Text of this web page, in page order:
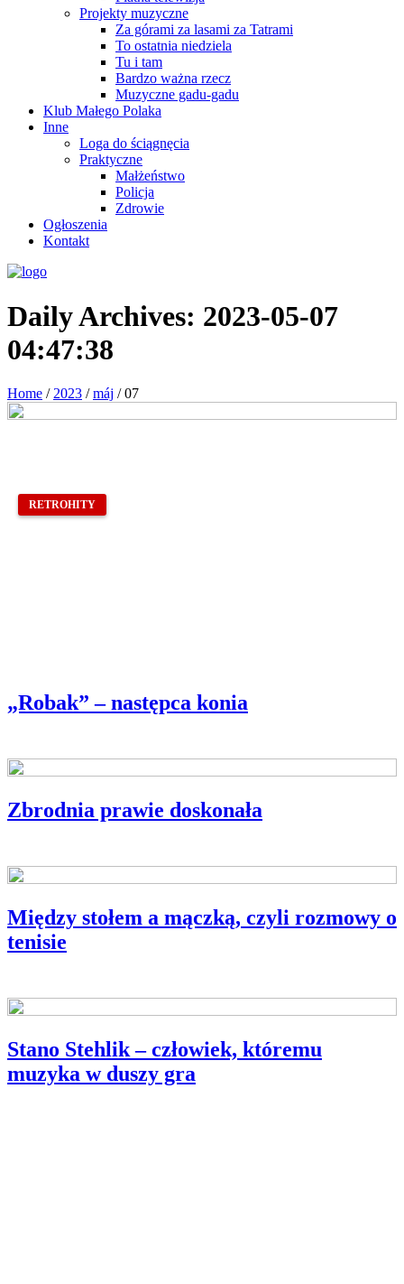
Projekty muzyczne
Za górami za lasami za Tatrami
To ostatnia niedziela
Tu i tam
Bardzo ważna rzecz
Muzyczne gadu-gadu
Klub Małego Polaka
Inne
Loga do ściągnęcia
Praktyczne
Małżeństwo
Policja
Zdrowie
Ogłoszenia
Kontakt
Daily Archives: 2023-05-07
04:47:38
Home / 2023 / máj / 07
RETROHITY
„Robak” – następca konia
Zbrodnia prawie doskonała
Między stołem a mączką, czyli rozmowy o
tenisie
Stano Stehlik – człowiek, któremu
muzyka w duszy gra